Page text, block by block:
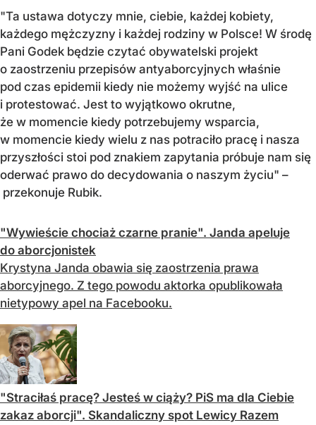
"Ta ustawa dotyczy mnie, ciebie, każdej kobiety,
każdego mężczyzny i każdej rodziny w Polsce! W środę
Pani Godek będzie czytać obywatelski projekt
o zaostrzeniu przepisów antyaborcyjnych właśnie
pod czas epidemii kiedy nie możemy wyjść na ulice
i protestować. Jest to wyjątkowo okrutne,
że w momencie kiedy potrzebujemy wsparcia,
w momencie kiedy wielu z nas potraciło pracę i nasza
przyszłości stoi pod znakiem zapytania próbuje nam się
oderwać prawo do decydowania o naszym życiu" –
przekonuje Rubik.
"Wywieście chociaż czarne pranie". Janda apeluje
do aborcjonistek
Krystyna Janda obawia się zaostrzenia prawa
aborcyjnego. Z tego powodu aktorka opublikowała
nietypowy apel na Facebooku.
"Straciłaś pracę? Jesteś w ciąży? PiS ma dla Ciebie
zakaz aborcji". Skandaliczny spot Lewicy Razem